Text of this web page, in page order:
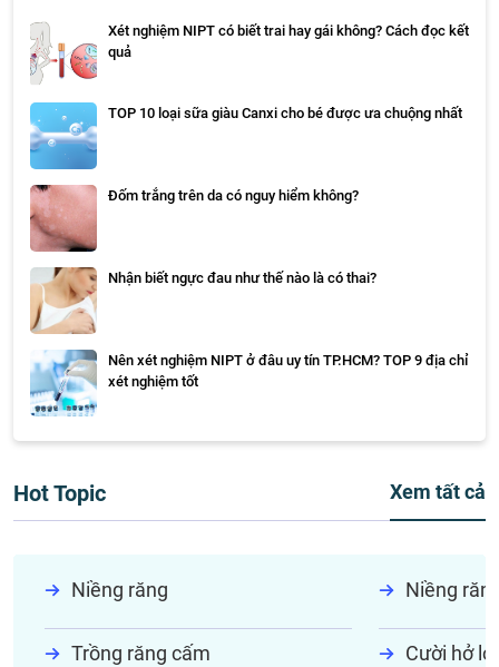
Xét nghiệm NIPT có biết trai hay gái không? Cách đọc kết
quả
TOP 10 loại sữa giàu Canxi cho bé được ưa chuộng nhất
Đốm trắng trên da có nguy hiểm không?
Nhận biết ngực đau như thế nào là có thai?
Nên xét nghiệm NIPT ở đâu uy tín TP.HCM? TOP 9 địa chỉ
xét nghiệm tốt
Hot Topic Xem tất cả
Niềng răng Niềng
Trồng răng cấm Cười hở lợi